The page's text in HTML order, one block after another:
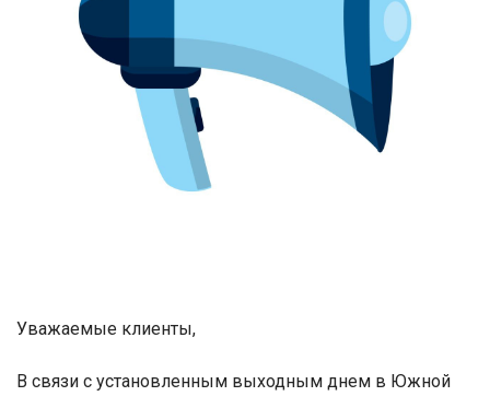
Уважаемые клиенты,
В связи с установленным выходным днем в Южной